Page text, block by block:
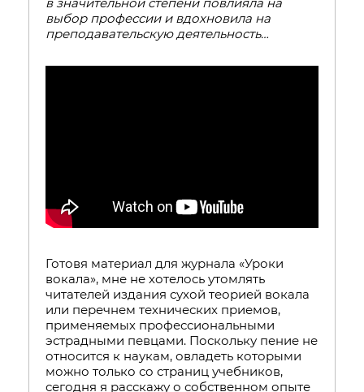
выбор профессии и вдохновила на
преподавательскую деятельность…
Готовя материал для журнала «Уроки
вокала», мне не хотелось утомлять
читателей издания сухой теорией вокала
или перечнем технических приемов,
применяемых профессиональными
эстрадными певцами. Поскольку пение не
относится к наукам, овладеть которыми
можно только со страниц учебников,
сегодня я расскажу о собственном опыте